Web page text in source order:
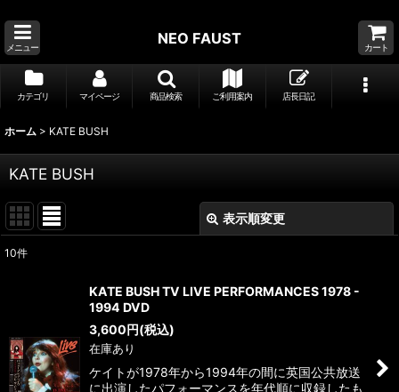
メニュー
NEO FAUST
カート
カテゴリ マイページ 商品検索 ご利用案内 店長日記
ホーム > KATE BUSH
KATE BUSH
表示順変更
絞り込む
10件
KATE BUSH TV LIVE PERFORMANCES 1978 -
1994 DVD
3,600円(税込)
在庫あり
ケイトが1978年から1994年の間に英国公共放送
に出演したパフォーマンスを年代順に収録したも